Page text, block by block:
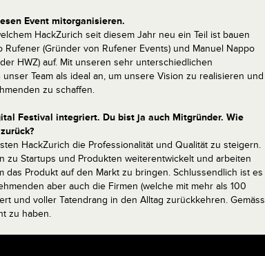
Event mitorganisieren.
HackZurich seit diesem Jahr neu ein Teil ist bauen
Rufener (Gründer von Rufener Events) und Manuel Nappo
HWZ) auf. Mit unseren sehr unterschiedlichen
Team als ideal an, um unsere Vision zu realisieren und
zu schaffen.
Festival integriert. Du bist ja auch Mitgründer. Wie
HackZurich die Professionalität und Qualität zu steigern.
zu Startups und Produkten weiterentwickelt und arbeiten
das Produkt auf den Markt zu bringen. Schlussendlich ist es
aber auch die Firmen (welche mit mehr als 100
und voller Tatendrang in den Alltag zurückkehren. Gemäss
zu haben.